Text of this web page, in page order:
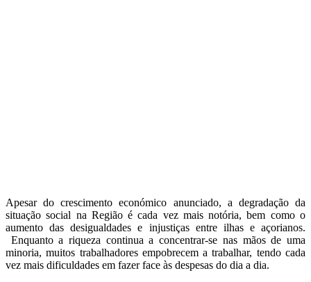
Apesar do crescimento económico anunciado, a degradação da
situação social na Região é cada vez mais notória, bem como o
aumento das desigualdades e injustiças entre ilhas e açorianos.
Enquanto a riqueza continua a concentrar-se nas mãos de uma
minoria, muitos trabalhadores empobrecem a trabalhar, tendo cada
vez mais dificuldades em fazer face às despesas do dia a dia.